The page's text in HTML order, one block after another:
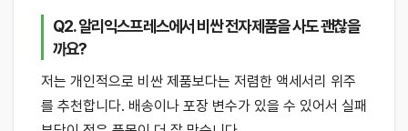
Q2. 알리익스프레스에서 비싼 전자제품을 사도 괜찮을
까요?
저는 개인적으로 비싼 제품보다는 저렴한 액세서리 위주
를 추천합니다. 배송이나 포장 변수가 있을 수 있어서 실패